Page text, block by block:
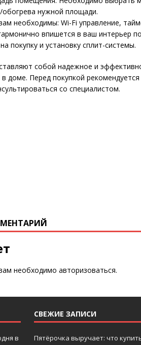
нужной площади.
необходимы: Wi-Fi управление,
впишется в ваш интерьер
покупку и установку сплит-системы.
собой надежное и
доме. Перед покупкой рекомендуется
со специалистом.
необходимо авторизоваться.
в
СВЕЖИЕ ЗАПИСИ
Пятёрочка выручает: что